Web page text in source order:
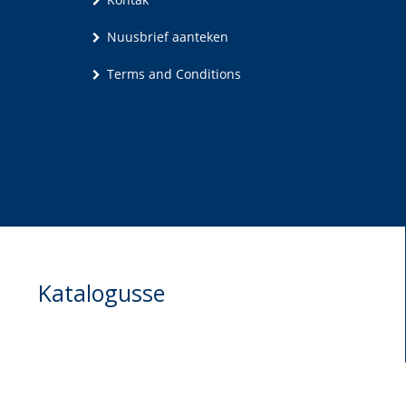
Nuusbrief aanteken
Terms and Conditions
Katalogusse